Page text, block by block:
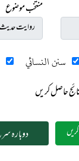
منتخب موضوع
سنن النسائي